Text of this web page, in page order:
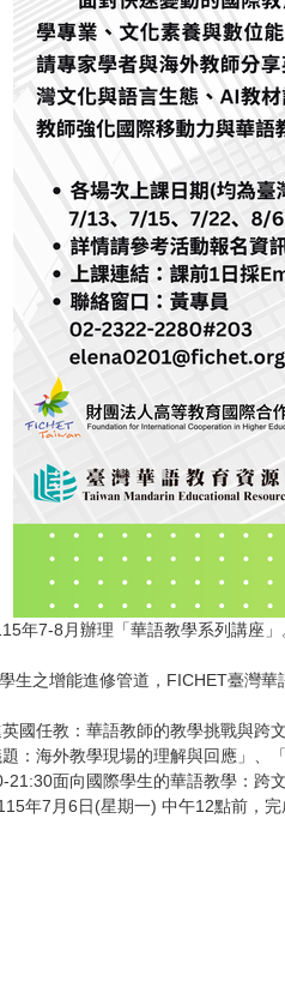
年7-8月辦理「華語教學系列講座」
生之增能進修管道，FICHET臺灣
國任教：華語教師的教學挑戰與跨
：海外教學現場的理解與回應」
面向國際學生的華語教學：跨
年7月6日(星期一) 中午12點前，